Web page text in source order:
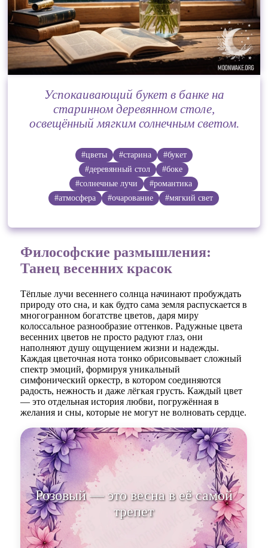
Успокаивающий букет в банке на
старинном деревянном столе,
освещённый мягким солнечным светом.
#цветы #старина
#букет
#деревянный стол
#боке
#солнечные лучи
#романтика
#атмосфера
#очарование #мягкий свет
Философские размышления:
Танец весенних красок
Тёплые лучи весеннего солнца начинают пробуждать
природу ото сна, и как будто сама земля распускается в
многогранном богатстве цветов, даря миру
колоссальное разнообразие оттенков. Радужные цвета
весенних цветов не просто радуют глаз, они
наполняют душу ощущением жизни и надежды.
Каждая цветочная нота тонко обрисовывает сложный
спектр эмоций, формируя уникальный
симфонический оркестр, в котором соединяются
радость, нежность и даже лёгкая грусть. Каждый цвет
— это отдельная история любви, погружённая в
желания и сны, которые не могут не волновать сердце.
Розовый — это весна в её самой